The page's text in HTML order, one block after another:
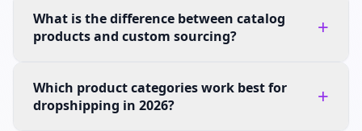
What is the difference between catalog
products and custom sourcing?
+
Which product categories work best for
dropshipping in 2026?
+